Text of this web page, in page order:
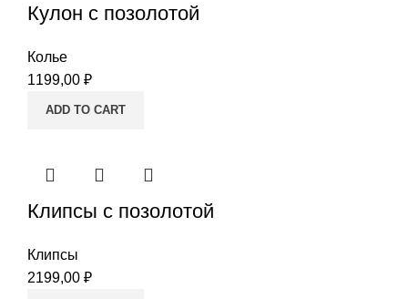
Кулон с позолотой
Колье
1199,00 ₽
ADD TO CART
Клипсы с позолотой
Клипсы
2199,00 ₽